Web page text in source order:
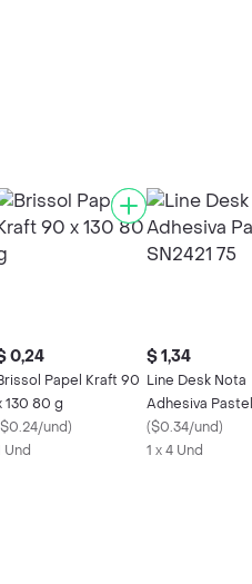
0,24
Papel Kraft 90
130 80 g
$0.24/und)
Und
$ 1,34
Line Desk Nota
Adhesiva Pastel
SN2421 75
($0.34/und)
1 x 4 Und